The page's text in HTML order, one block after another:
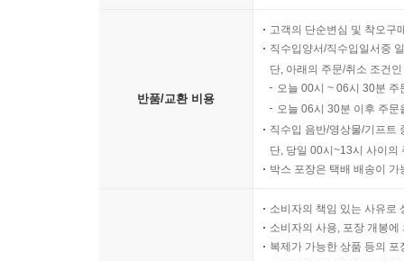
반품/교환 비용
고객의 단순변심 및 착오구
직수입양서/직수입일서중
단, 아래의 주문/취소 조건
오늘 00시 ~ 06시 30분
오늘 06시 30분 이후 주
직수입 음반/영상물/기프트
단, 당일 00시~13시 사이의
박스 포장은 택배 배송이
소비자의 책임 있는 사유로
소비자의 사용, 포장 개봉
복제가 가능한 상품 등의